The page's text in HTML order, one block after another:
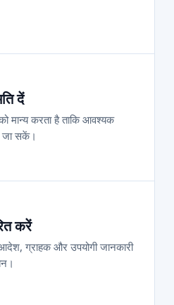
दें
मान्य करता है ताकि आवश्यक
जा सकें।
करें
ग्राहक और उपयोगी जानकारी